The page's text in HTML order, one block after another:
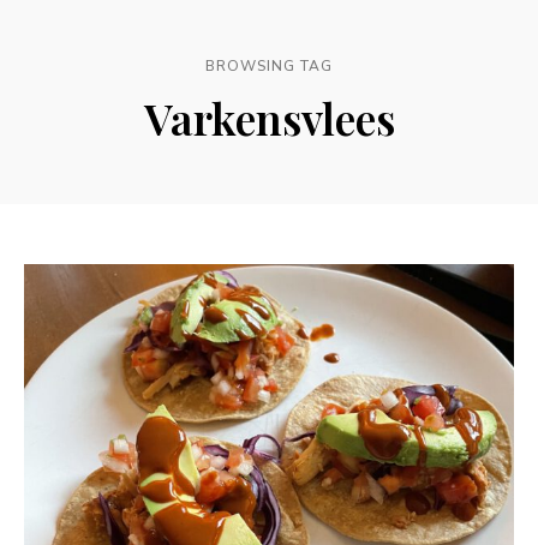
BROWSING TAG
Varkensvlees